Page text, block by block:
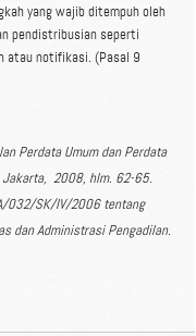
yang wajib ditempuh oleh
pendistribusian seperti
atau notifikasi. (Pasal 9
Perdata Umum dan Perdata
Jakarta, 2008, hlm. 62-65.
032/SK/IV/2006 tentang
dan Administrasi Pengadilan.